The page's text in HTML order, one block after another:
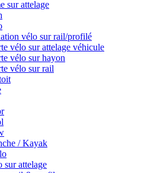
sur attelage
vélo sur rail/profilé
vélo sur attelage véhicule
vélo sur hayon
vélo sur rail
/ Kayak
sur attelage